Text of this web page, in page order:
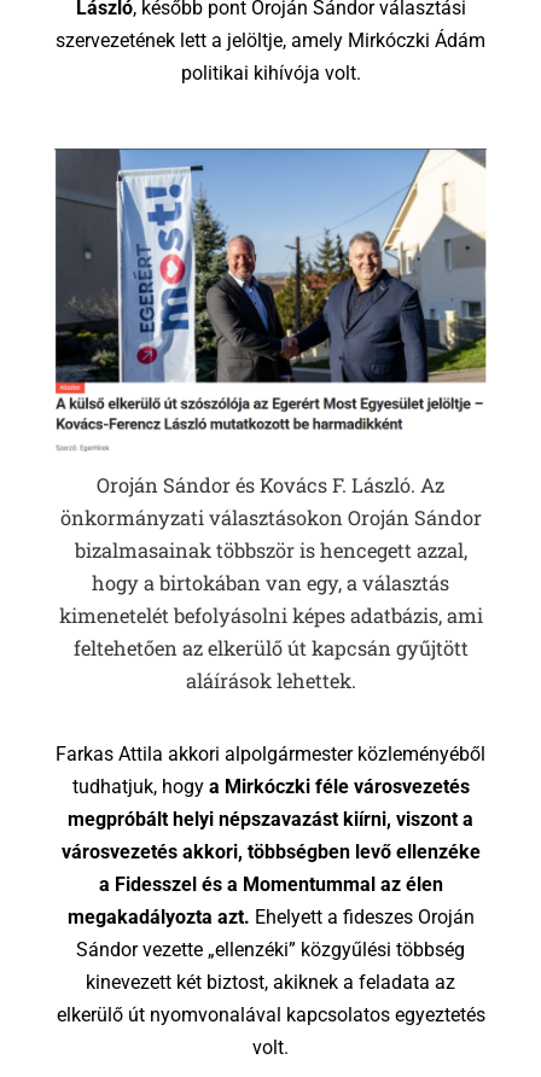
László, később pont Oroján Sándor választási
szervezetének lett a jelöltje, amely Mirkóczki Ádám
politikai kihívója volt.
Oroján Sándor és Kovács F. László. Az
önkormányzati választásokon Oroján Sándor
bizalmasainak többször is hencegett azzal,
hogy a birtokában van egy, a választás
kimenetelét befolyásolni képes adatbázis, ami
feltehetően az elkerülő út kapcsán gyűjtött
aláírások lehettek.
Farkas Attila akkori alpolgármester közleményéből
tudhatjuk, hogy a Mirkóczki féle városvezetés
megpróbált helyi népszavazást kiírni, viszont a
városvezetés akkori, többségben levő ellenzéke
a Fidesszel és a Momentummal az élen
megakadályozta azt. Ehelyett a fideszes Oroján
Sándor vezette „ellenzéki” közgyűlési többség
kinevezett két biztost, akiknek a feladata az
elkerülő út nyomvonalával kapcsolatos egyeztetés
volt.